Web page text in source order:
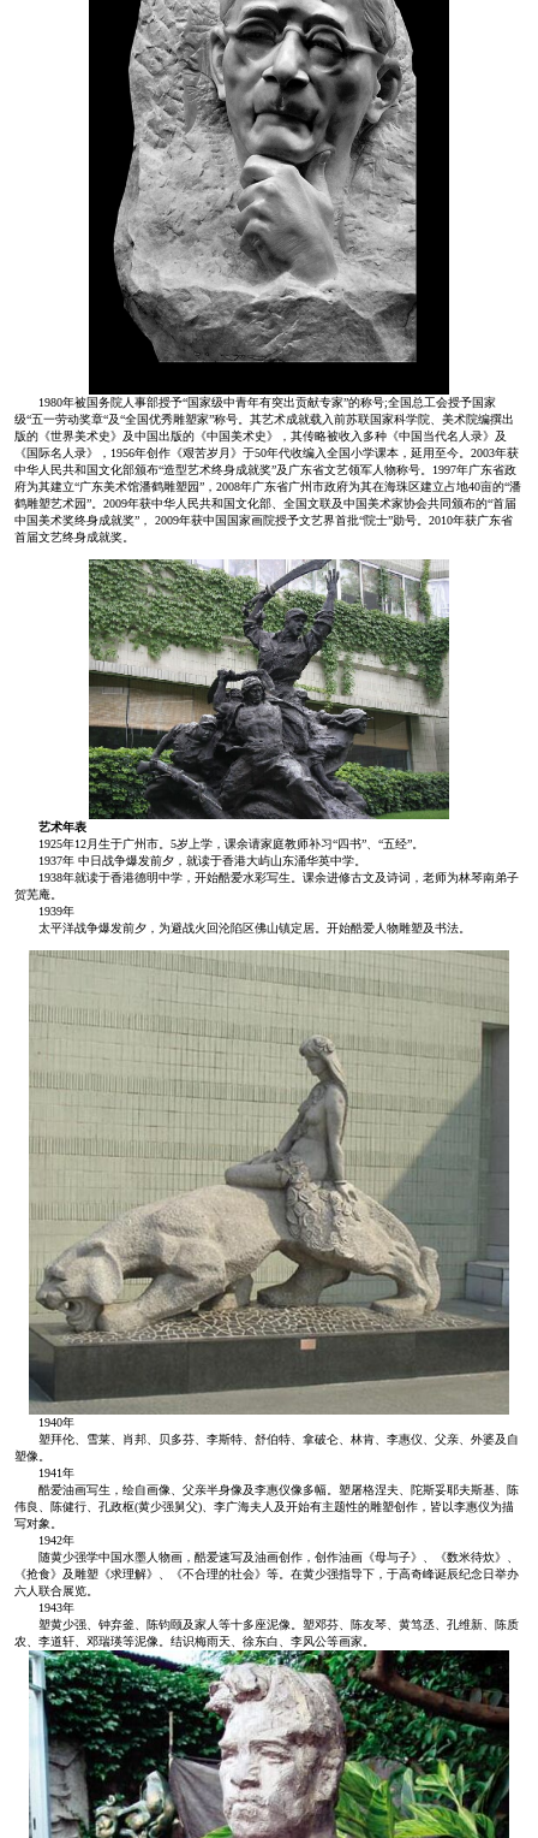
1980年被国务院人事部授予“国家级中青年有突出贡献专家”的称号;全国总工会授予国家
级“五一劳动奖章“及“全国优秀雕塑家”称号。其艺术成就载入前苏联国家科学院、美术院编撰出
版的《世界美术史》及中国出版的《中国美术史》，其传略被收入多种《中国当代名人录》及
《国际名人录》，1956年创作《艰苦岁月》于50年代收编入全国小学课本，延用至今。2003年获
中华人民共和国文化部颁布“造型艺术终身成就奖”及广东省文艺领军人物称号。1997年广东省政
府为其建立“广东美术馆潘鹤雕塑园”，2008年广东省广州市政府为其在海珠区建立占地40亩的“潘
鹤雕塑艺术园”。2009年获中华人民共和国文化部、全国文联及中国美术家协会共同颁布的“首届
中国美术奖终身成就奖”， 2009年获中国国家画院授予文艺界首批“院士”勋号。2010年获广东省
首届文艺终身成就奖。
艺术年表
1925年12月生于广州市。5岁上学，课余请家庭教师补习“四书”、“五经”。
1937年 中日战争爆发前夕，就读于香港大屿山东涌华英中学。
1938年就读于香港德明中学，开始酷爱水彩写生。课余进修古文及诗词，老师为林琴南弟子
贺芜庵。
1939年
太平洋战争爆发前夕，为避战火回沦陷区佛山镇定居。开始酷爱人物雕塑及书法。
1940年
塑拜伦、雪莱、肖邦、贝多芬、李斯特、舒伯特、拿破仑、林肯、李惠仪、父亲、外婆及自
塑像。
1941年
酷爱油画写生，绘自画像、父亲半身像及李惠仪像多幅。塑屠格涅夫、陀斯妥耶夫斯基、陈
伟良、陈健行、孔政枢(黄少强舅父)、李广海夫人及开始有主题性的雕塑创作，皆以李惠仪为描
写对象。
1942年
随黄少强学中国水墨人物画，酷爱速写及油画创作，创作油画《母与子》、《数米待炊》、
《抢食》及雕塑《求理解》、《不合理的社会》等。在黄少强指导下，于高奇峰诞辰纪念日举办
六人联合展览。
1943年
塑黄少强、钟弃釜、陈钧颐及家人等十多座泥像。塑邓芬、陈友琴、黄笃丞、孔维新、陈质
农、李道轩、邓瑞瑛等泥像。结识梅雨天、徐东白、李风公等画家。